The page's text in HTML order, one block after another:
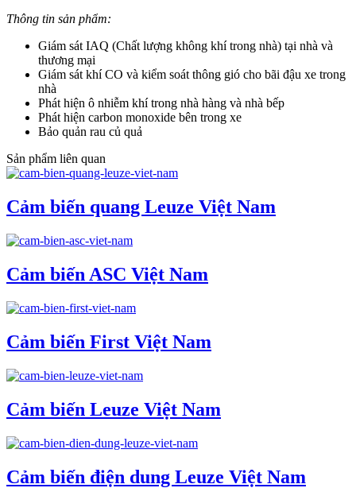
Thông tin sản phẩm:
Giám sát IAQ (Chất lượng không khí trong nhà) tại nhà và
thương mại
Giám sát khí CO và kiểm soát thông gió cho bãi đậu xe trong
nhà
Phát hiện ô nhiễm khí trong nhà hàng và nhà bếp
Phát hiện carbon monoxide bên trong xe
Bảo quản rau củ quả
Sản phẩm liên quan
Cảm biến quang Leuze Việt Nam
Cảm biến ASC Việt Nam
Cảm biến First Việt Nam
Cảm biến Leuze Việt Nam
Cảm biến điện dung Leuze Việt Nam